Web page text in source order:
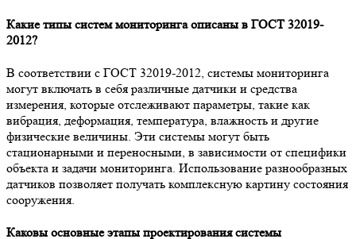
Какие типы систем мониторинга описаны в ГОСТ 32019-
2012?
В соответствии с ГОСТ 32019-2012, системы мониторинга
могут включать в себя различные датчики и средства
измерения, которые отслеживают параметры, такие как
вибрация, деформация, температура, влажность и другие
физические величины. Эти системы могут быть
стационарными и переносными, в зависимости от специфики
объекта и задачи мониторинга. Использование разнообразных
датчиков позволяет получать комплексную картину состояния
сооружения.
Каковы основные этапы проектирования системы